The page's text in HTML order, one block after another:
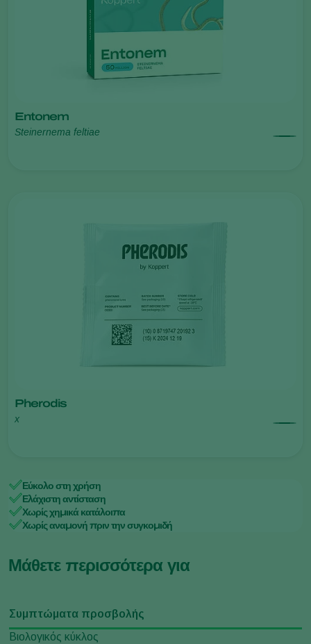
Entonem
Steinernema feltiae
Pherodis
x
Εύκολο στη χρήση
Ελάχιστη αντίσταση
Χωρίς χημικά κατάλοιπα
Χωρίς αναμονή πριν την συγκομιδή
Μάθετε περισσότερα για
Συμπτώματα προσβολής
Βιολογικός κύκλος